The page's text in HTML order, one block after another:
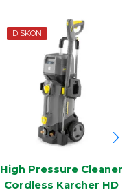
DISKON
High Pressure Cleaner
Cordless Karcher HD